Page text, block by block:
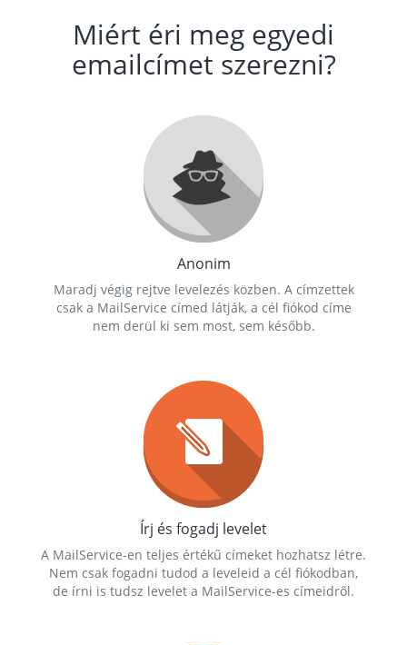
Miért éri meg egyedi
emailcímet szerezni?
Anonim
Maradj végig rejtve levelezés közben. A címzettek
csak a MailService címed látják, a cél fiókod címe
nem derül ki sem most, sem később.
Írj és fogadj levelet
A MailService-en teljes értékű címeket hozhatsz létre.
Nem csak fogadni tudod a leveleid a cél fiókodban,
de írni is tudsz levelet a MailService-es címeidről.